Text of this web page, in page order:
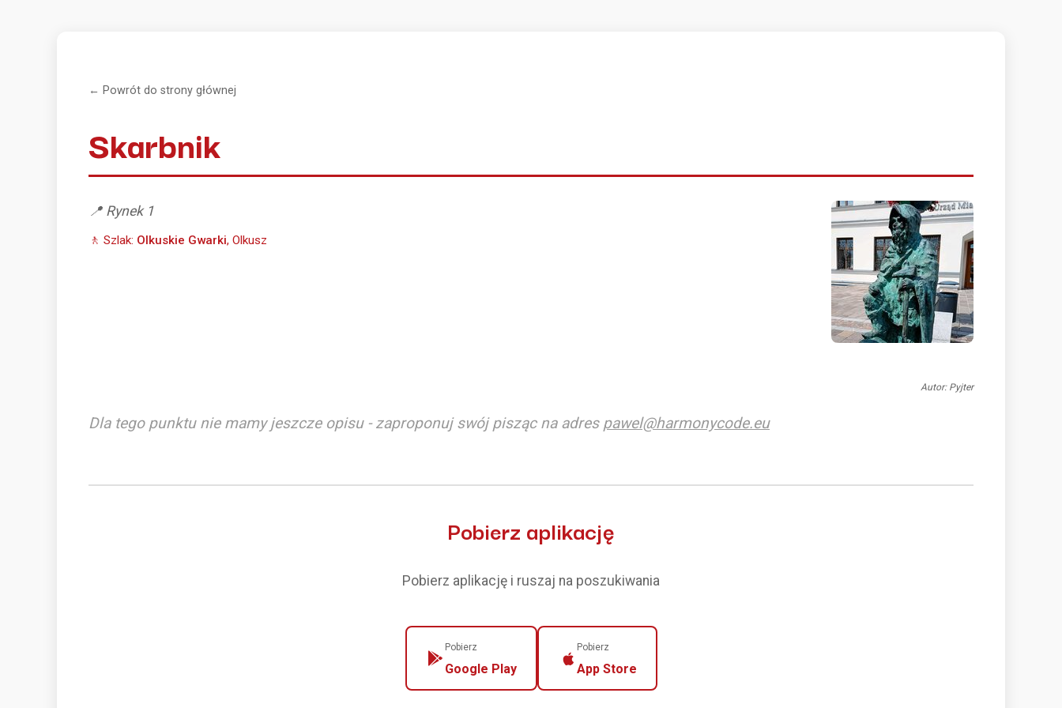
← Powrót do strony głównej
Skarbnik
📍 Rynek 1
🚶 Szlak: Olkuskie Gwarki, Olkusz
Autor: Pyjter
Dla tego punktu nie mamy jeszcze opisu - zaproponuj swój pisząc na adres pawel@harmonycode.eu
Pobierz aplikację
Pobierz aplikację i ruszaj na poszukiwania
Pobierz
Google Play
Pobierz
App Store